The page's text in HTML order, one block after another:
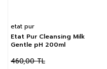
etat pur
Etat Pur Cleansing Milk
Gentle pH 200ml
460,00 TL